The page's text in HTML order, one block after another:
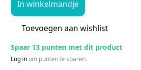
In winkelmandje
Toevoegen aan wishlist
Spaar 13 punten met dit product
Log inom punten te sparen.